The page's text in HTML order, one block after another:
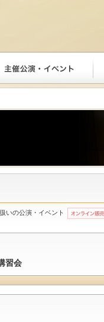
いの公演・イベント
習会